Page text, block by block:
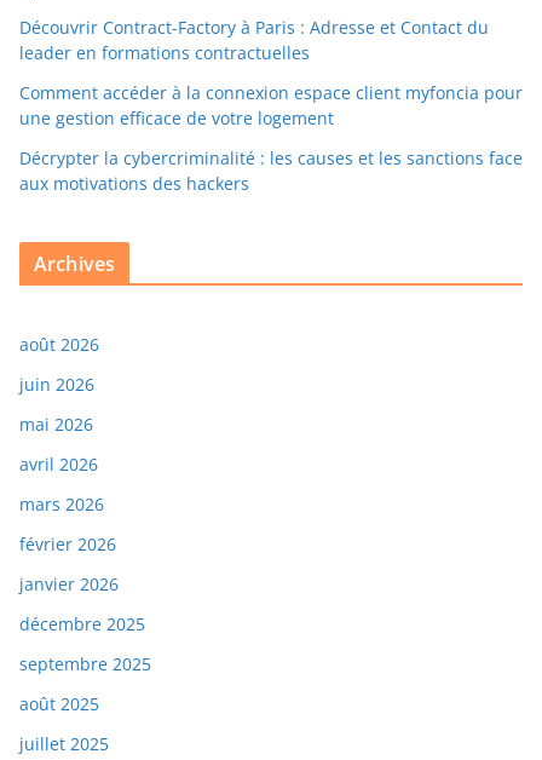
Découvrir Contract-Factory à Paris : Adresse et Contact du
leader en formations contractuelles
Comment accéder à la connexion espace client myfoncia pour
une gestion efficace de votre logement
Décrypter la cybercriminalité : les causes et les sanctions face
aux motivations des hackers
Archives
août 2026
juin 2026
mai 2026
avril 2026
mars 2026
février 2026
janvier 2026
décembre 2025
septembre 2025
août 2025
juillet 2025